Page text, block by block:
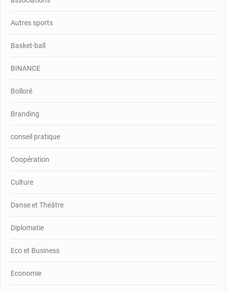
Autres sports
Basket-ball
BINANCE
Bolloré
Branding
conseil pratique
Coopération
Culture
Danse et Théâtre
Diplomatie
Eco et Business
Economie